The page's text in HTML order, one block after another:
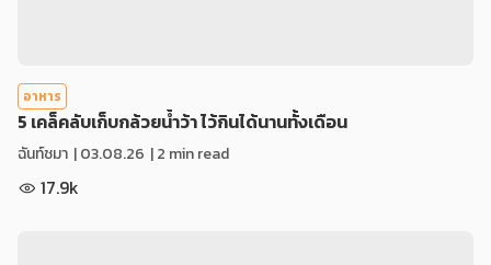
อาหาร
5 เคล็คลับเก็บกล้วยน้ำว้า ไว้กินได้นานทั้งเดือน
ฉันท์ชมา |03.08.26 | 2 min read
17.9k